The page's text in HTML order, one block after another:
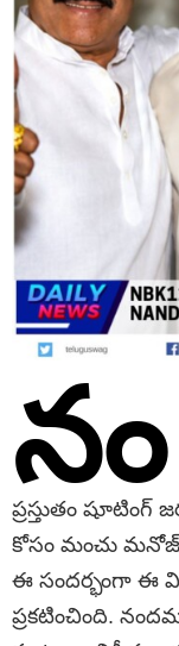
నం
ప్ర‌స్తుతం షూటింగ్
కోసం మంచు మ‌నోజ్
ఈ సంద‌ర్భంగా ఈ
ప్ర‌క‌టించింది.